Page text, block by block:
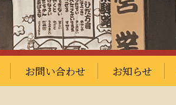
お問い合わせ お知らせ